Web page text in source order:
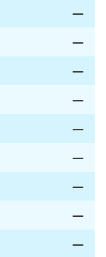
—
—
—
—
—
—
—
—
—